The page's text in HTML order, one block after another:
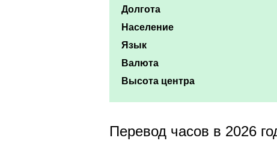
Долгота
Население
Язык
Валюта
Высота центра
Перевод часов в 2026